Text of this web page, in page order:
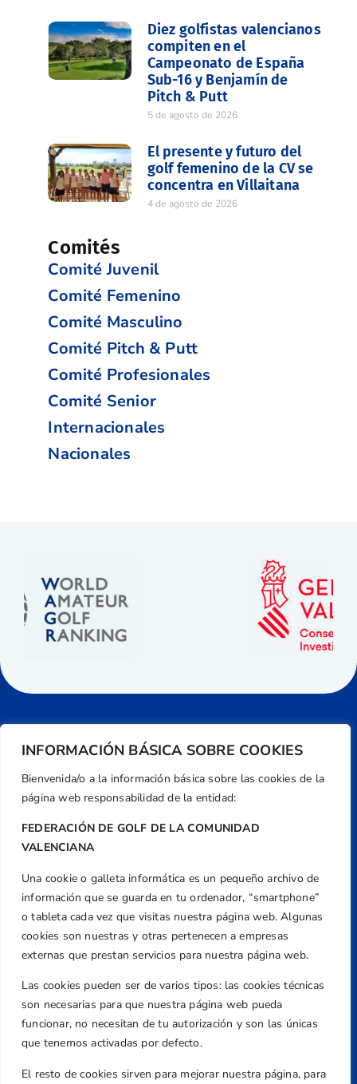
INFORMACIÓN BÁSICA SOBRE COOKIES
Bienvenida/o a la información básica sobre las cookies de la
página web responsabilidad de la entidad:
FEDERACIÓN DE GOLF DE LA COMUNIDAD
VALENCIANA
Una cookie o galleta informática es un pequeño archivo de
información que se guarda en tu ordenador, “smartphone”
o tableta cada vez que visitas nuestra página web. Algunas
cookies son nuestras y otras pertenecen a empresas
externas que prestan servicios para nuestra página web.
Las cookies pueden ser de varios tipos: las cookies técnicas
son necesarias para que nuestra página web pueda
funcionar, no necesitan de tu autorización y son las únicas
que tenemos activadas por defecto.
El resto de cookies sirven para mejorar nuestra página, para
Diez golfistas valencianos
compiten en el
Campeonato de España
Sub-16 y Benjamín de
Pitch & Putt
5 de agosto de 2026
El presente y futuro del
golf femenino de la CV se
concentra en Villaitana
4 de agosto de 2026
Comités
Comité Juvenil
Comité Femenino
Comité Masculino
Comité Pitch & Putt
Comité Profesionales
Comité Senior
Internacionales
Nacionales
Dirección
Centre de L´Esport, Carrer d'Isaac Peral i
Caballero, Nº 5, Despachos 2 y 3, 46980,
Valencia
+34 961 367 799
Email
federacion@golfcv.com
Aviso Legal